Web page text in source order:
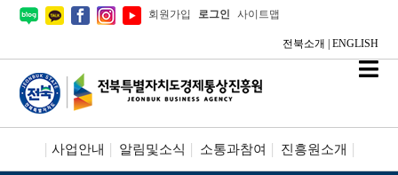
회원가입 로그인 사이트맵
전북소개 ENGLISH
사업안내 알림및소식 소통과참여 진흥원소개